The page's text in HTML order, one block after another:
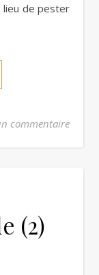
lieu de pester
commentaire
(2)